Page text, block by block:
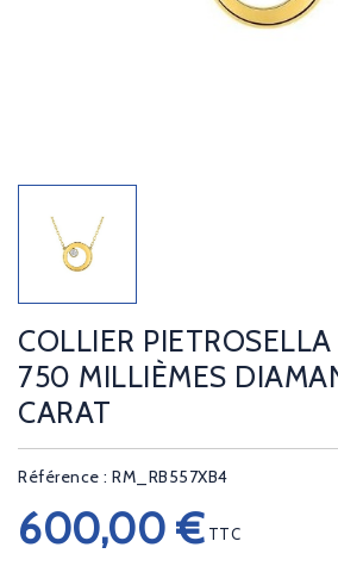
COLLIER
750 MILLIÈMES
CARAT
Référence : RM_RB557XB4
600,00 € TTC